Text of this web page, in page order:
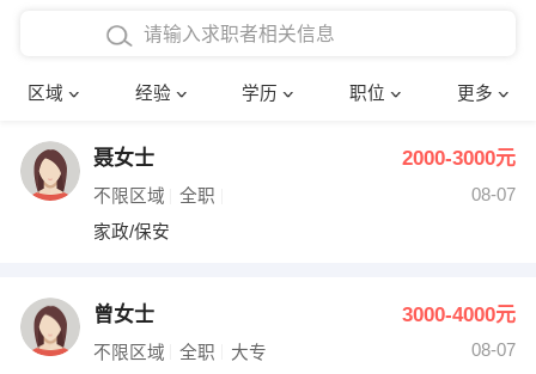
区域 经验 学历 职位 更多
在校学生工作经验
四年以上工作经验
五年以上工作经验
博士
文员 护士
财务会计
网络IT
确定
聂女士 2000-3000元
不限区域 全职
08-07
家政/保安
曾女士 3000-4000元
不限区域 全职 大专
08-07